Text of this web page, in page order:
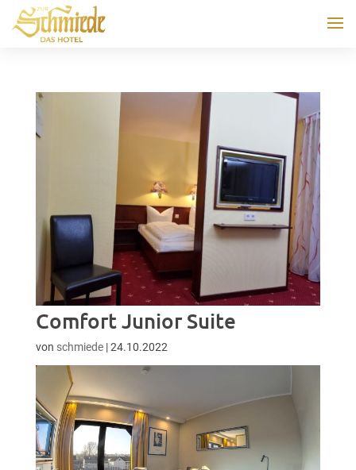
Comfort Junior Suite
von schmiede|24.10.2022